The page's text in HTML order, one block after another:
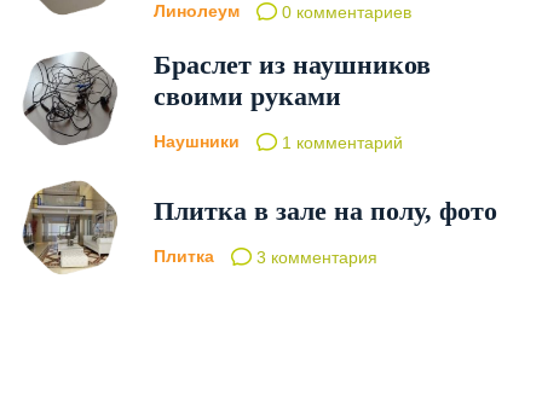
Линолеум 0 комментариев
Браслет из наушников
своими руками
Наушники 1 комментарий
Плитка в зале на полу, фото
Плитка 3 комментария